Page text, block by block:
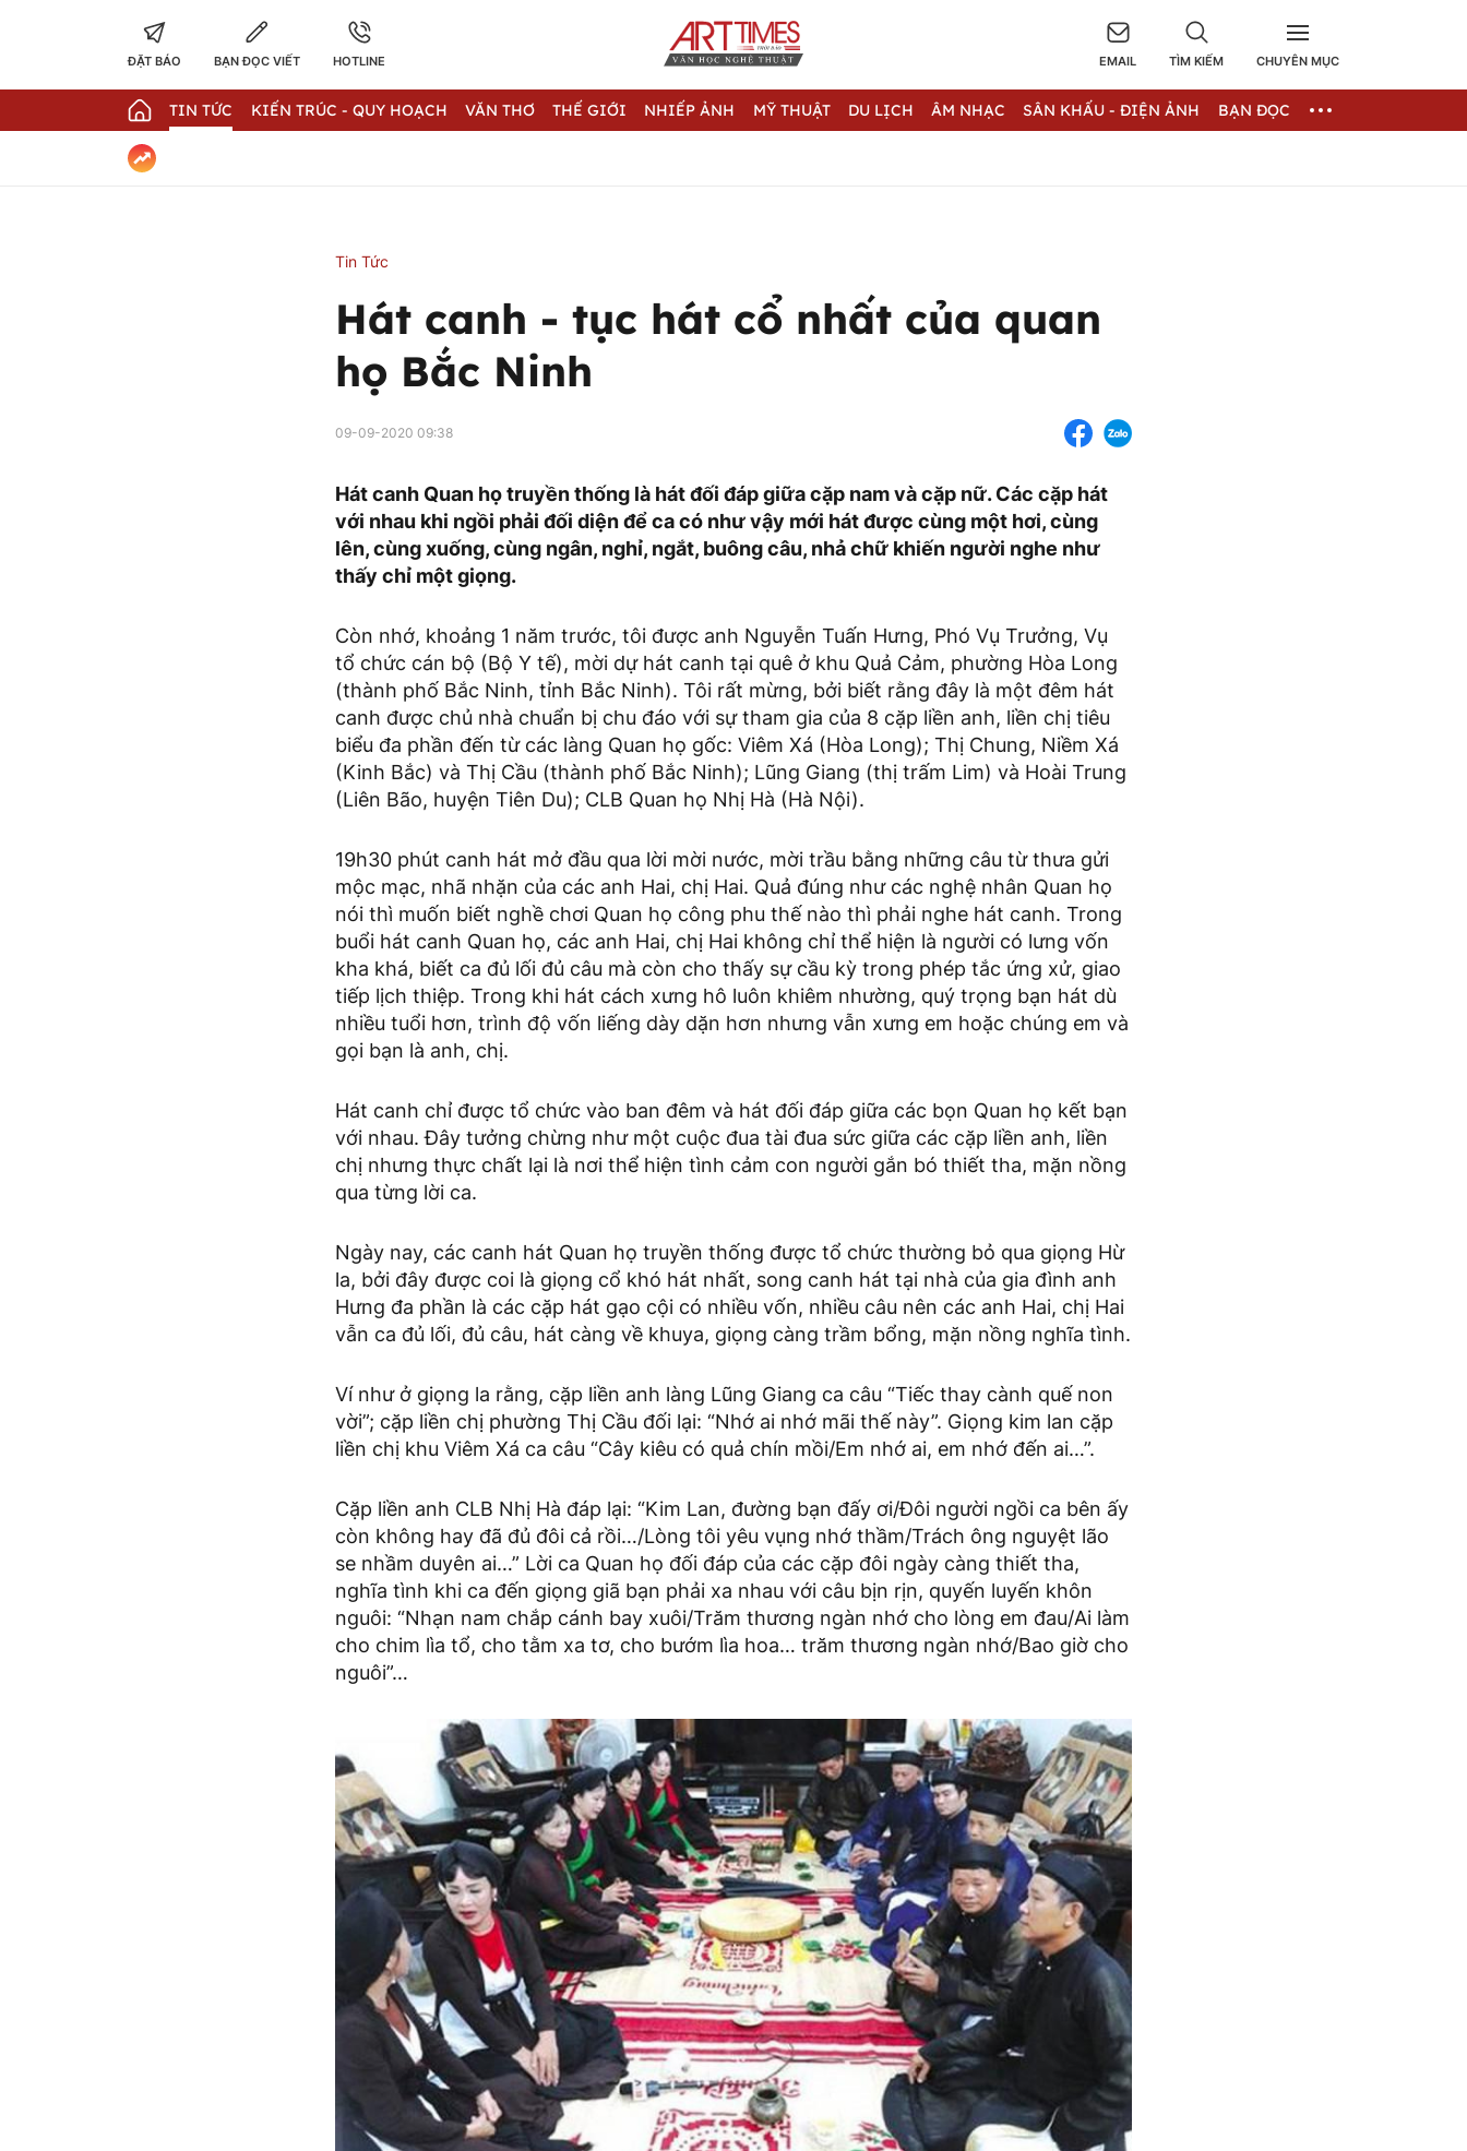
ĐẶT BÁO BẠN ĐỌC VIẾT HOTLINE EMAIL TÌM KIẾM CHUYÊN MỤC
TIN TỨC KIẾN TRÚC - QUY HOẠCH VĂN THƠ THẾ GIỚI NHIẾP ẢNH MỸ THUẬT DU LỊCH ÂM NHẠC SÂN KHẤU - ĐIỆN ẢNH BẠN ĐỌC
Tin Tức
Hát canh - tục hát cổ nhất của quan
họ Bắc Ninh
09-09-2020 09:38
Hát canh Quan họ truyền thống là hát đối đáp giữa cặp nam và cặp nữ. Các cặp hát
với nhau khi ngồi phải đối diện để ca có như vậy mới hát được cùng một hơi, cùng
lên, cùng xuống, cùng ngân, nghỉ, ngắt, buông câu, nhả chữ khiến người nghe như
thấy chỉ một giọng.
Còn nhớ, khoảng 1 năm trước, tôi được anh Nguyễn Tuấn Hưng, Phó Vụ Trưởng, Vụ
tổ chức cán bộ (Bộ Y tế), mời dự hát canh tại quê ở khu Quả Cảm, phường Hòa Long
(thành phố Bắc Ninh, tỉnh Bắc Ninh). Tôi rất mừng, bởi biết rằng đây là một đêm hát
canh được chủ nhà chuẩn bị chu đáo với sự tham gia của 8 cặp liền anh, liền chị tiêu
biểu đa phần đến từ các làng Quan họ gốc: Viêm Xá (Hòa Long); Thị Chung, Niềm Xá
(Kinh Bắc) và Thị Cầu (thành phố Bắc Ninh); Lũng Giang (thị trấm Lim) và Hoài Trung
(Liên Bão, huyện Tiên Du); CLB Quan họ Nhị Hà (Hà Nội).
19h30 phút canh hát mở đầu qua lời mời nước, mời trầu bằng những câu từ thưa gửi
mộc mạc, nhã nhặn của các anh Hai, chị Hai. Quả đúng như các nghệ nhân Quan họ
nói thì muốn biết nghề chơi Quan họ công phu thế nào thì phải nghe hát canh. Trong
buổi hát canh Quan họ, các anh Hai, chị Hai không chỉ thể hiện là người có lưng vốn
kha khá, biết ca đủ lối đủ câu mà còn cho thấy sự cầu kỳ trong phép tắc ứng xử, giao
tiếp lịch thiệp. Trong khi hát cách xưng hô luôn khiêm nhường, quý trọng bạn hát dù
nhiều tuổi hơn, trình độ vốn liếng dày dặn hơn nhưng vẫn xưng em hoặc chúng em và
gọi bạn là anh, chị.
Hát canh chỉ được tổ chức vào ban đêm và hát đối đáp giữa các bọn Quan họ kết bạn
với nhau. Đây tưởng chừng như một cuộc đua tài đua sức giữa các cặp liền anh, liền
chị nhưng thực chất lại là nơi thể hiện tình cảm con người gắn bó thiết tha, mặn nồng
qua từng lời ca.
Ngày nay, các canh hát Quan họ truyền thống được tổ chức thường bỏ qua giọng Hừ
la, bởi đây được coi là giọng cổ khó hát nhất, song canh hát tại nhà của gia đình anh
Hưng đa phần là các cặp hát gạo cội có nhiều vốn, nhiều câu nên các anh Hai, chị Hai
vẫn ca đủ lối, đủ câu, hát càng về khuya, giọng càng trầm bổng, mặn nồng nghĩa tình.
Ví như ở giọng la rằng, cặp liền anh làng Lũng Giang ca câu “Tiếc thay cành quế non
vời”; cặp liền chị phường Thị Cầu đối lại: “Nhớ ai nhớ mãi thế này”. Giọng kim lan cặp
liền chị khu Viêm Xá ca câu “Cây kiêu có quả chín mồi/Em nhớ ai, em nhớ đến ai…”.
Cặp liền anh CLB Nhị Hà đáp lại: “Kim Lan, đường bạn đấy ơi/Đôi người ngồi ca bên ấy
còn không hay đã đủ đôi cả rồi…/Lòng tôi yêu vụng nhớ thầm/Trách ông nguyệt lão
se nhầm duyên ai…” Lời ca Quan họ đối đáp của các cặp đôi ngày càng thiết tha,
nghĩa tình khi ca đến giọng giã bạn phải xa nhau với câu bịn rịn, quyến luyến khôn
nguôi: “Nhạn nam chắp cánh bay xuôi/Trăm thương ngàn nhớ cho lòng em đau/Ai làm
cho chim lìa tổ, cho tằm xa tơ, cho bướm lìa hoa… trăm thương ngàn nhớ/Bao giờ cho
nguôi”…